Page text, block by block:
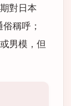
對日本
稱呼；
男模，但